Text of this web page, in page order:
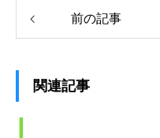
前の記事
関連記事